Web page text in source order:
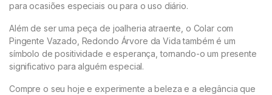
para ocasiões especiais ou para o uso diário.
Além de ser uma peça de joalheria atraente, o Colar com
Pingente Vazado, Redondo Árvore da Vida também é um
símbolo de positividade e esperança, tornando-o um presente
significativo para alguém especial.
Compre o seu hoje e experimente a beleza e a elegância que